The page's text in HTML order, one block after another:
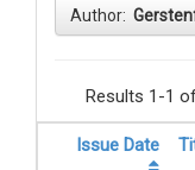
Author:
Results 1-1
Issue Date